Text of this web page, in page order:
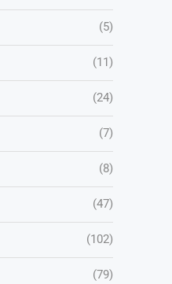
(5)
(11)
(24)
(7)
(8)
(47)
(102)
(79)